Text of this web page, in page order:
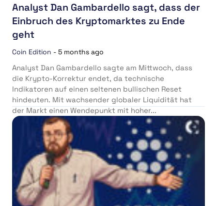
Analyst Dan Gambardello sagt, dass der
Einbruch des Kryptomarktes zu Ende
geht
Coin Edition - 5 months ago
Analyst Dan Gambardello sagte am Mittwoch, dass
die Krypto-Korrektur endet, da technische
Indikatoren auf einen seltenen bullischen Reset
hindeuten. Mit wachsender globaler Liquidität hat
der Markt einen Wendepunkt mit hoher...